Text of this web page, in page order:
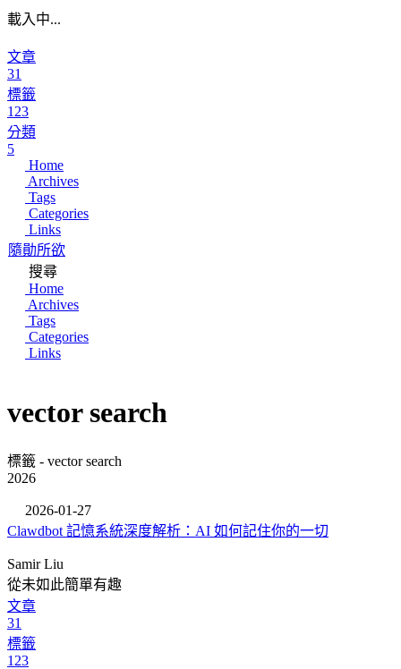
載入中...
文章
31
標籤
123
分類
5
Home
Archives
Tags
Categories
Links
隨勛所欲
搜尋
Home
Archives
Tags
Categories
Links
vector search
標籤 - vector search
2026
2026-01-27
Clawdbot 記憶系統深度解析：AI 如何記住你的一切
Samir Liu
從未如此簡單有趣
文章
31
標籤
123